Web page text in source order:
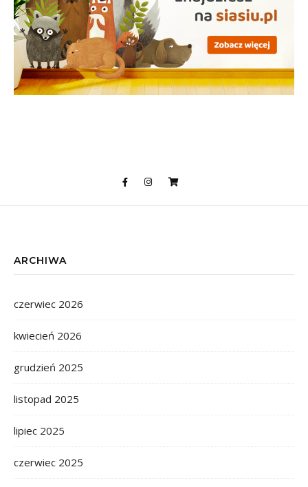
ARCHIWA
czerwiec 2026
kwiecień 2026
grudzień 2025
listopad 2025
lipiec 2025
czerwiec 2025